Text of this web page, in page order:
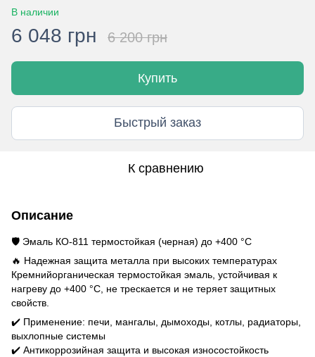
В наличии
6 048 грн 6 200 грн
Купить
Быстрый заказ
К сравнению
Описание
🛡️ Эмаль КО-811 термостойкая (черная) до +400 °C
🔥 Надежная защита металла при высоких температурах
Кремнийорганическая термостойкая эмаль, устойчивая к
нагреву до +400 °C, не трескается и не теряет защитных
свойств.
✔️ Применение: печи, мангалы, дымоходы, котлы, радиаторы,
выхлопные системы
✔️ Антикоррозийная защита и высокая износостойкость